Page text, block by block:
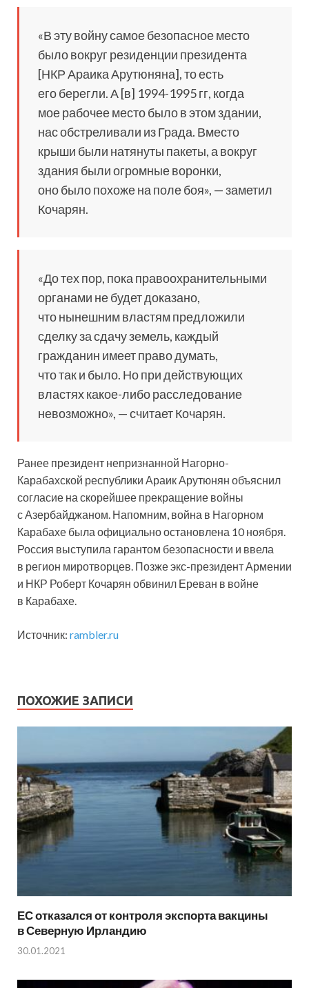
«В эту войну самое безопасное место
было вокруг резиденции президента
[НКР Араика Арутюняна], то есть
его берегли. А [в] 1994-1995 гг, когда
мое рабочее место было в этом здании,
нас обстреливали из Града. Вместо
крыши были натянуты пакеты, а вокруг
здания были огромные воронки,
оно было похоже на поле боя», — заметил
Кочарян.
«До тех пор, пока правоохранительными
органами не будет доказано,
что нынешним властям предложили
сделку за сдачу земель, каждый
гражданин имеет право думать,
что так и было. Но при действующих
властях какое-либо расследование
невозможно», — считает Кочарян.
Ранее президент непризнанной Нагорно-
Карабахской республики Араик Арутюнян объяснил
согласие на скорейшее прекращение войны
с Азербайджаном. Напомним, война в Нагорном
Карабахе была официально остановлена 10 ноября.
Россия выступила гарантом безопасности и ввела
в регион миротворцев. Позже экс-президент Армении
и НКР Роберт Кочарян обвинил Ереван в войне
в Карабахе.
Источник: rambler.ru
ПОХОЖИЕ ЗАПИСИ
ЕС отказался от контроля экспорта вакцины
в Северную Ирландию
30.01.2021